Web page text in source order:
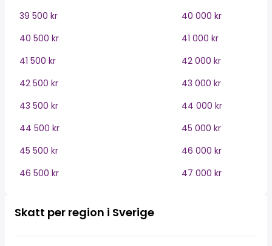
39 500 kr
40 000 kr
40 500 kr
41 000 kr
41 500 kr
42 000 kr
42 500 kr
43 000 kr
43 500 kr
44 000 kr
44 500 kr
45 000 kr
45 500 kr
46 000 kr
46 500 kr
47 000 kr
Skatt per region i Sverige